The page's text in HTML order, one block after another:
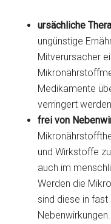
ursächliche
ungünstige
Mitverursacher
Medikamente
verringert
frei von
und Wirkstoffe
auch im
Werden die
sind diese in fast